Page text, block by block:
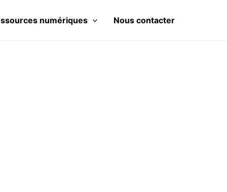
numériques Nous contacter